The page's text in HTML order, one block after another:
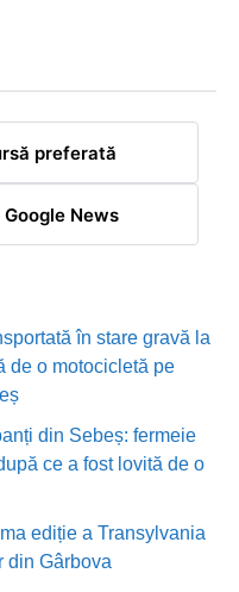
preferată
News
în stare gravă la
de o motocicletă pe
din Sebeș: fermeie
ce a fost lovită de o
ediție a Transylvania
din Gârbova